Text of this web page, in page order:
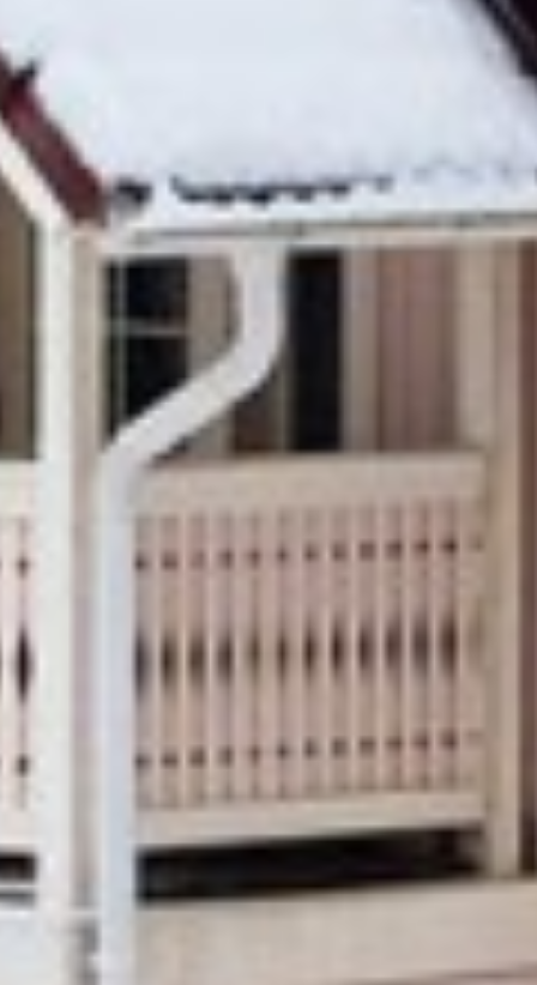
UUSI
UNELMISTA
KODIKSI-
TALOKIRJA ON
JULKAISTU
Upea yli 200-sivuinen talokirja!
Tilaa esite